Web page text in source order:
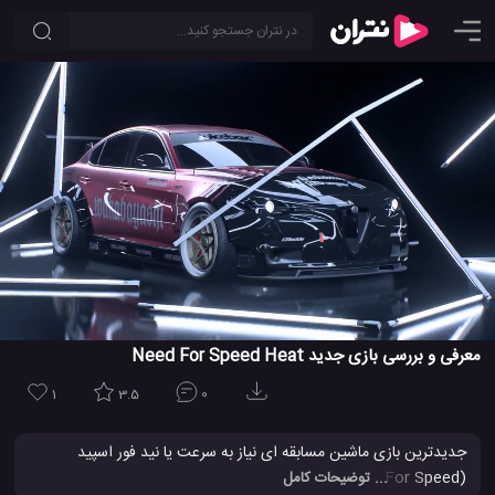
معرفی و بررسی بازی جدید Need For Speed Heat
1 3.5 0
جدیدترین بازی ماشین مسابقه ای نیاز به سرعت یا نید فور اسپید
... توضیحات کامل